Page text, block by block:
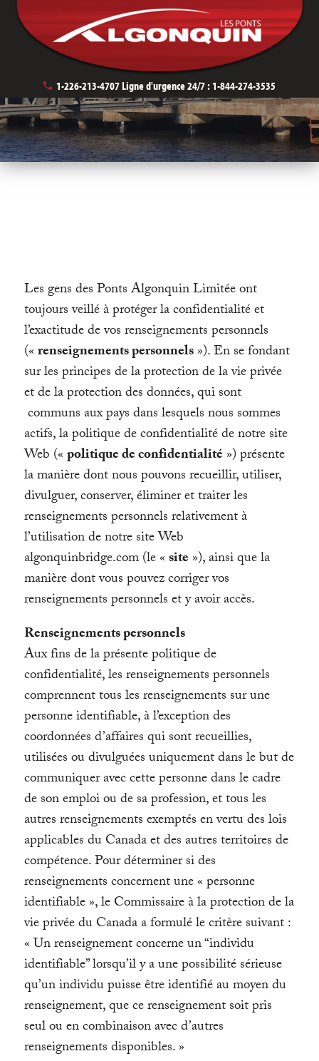
1-226-213-4707 Ligne d'urgence 24/7 :1-844-274-3535
Politique de confidentialité
Les gens des Ponts Algonquin Limitée ont
toujours veillé à protéger la confidentialité et
l’exactitude de vos renseignements personnels
(«renseignements personnels»). En se fondant
sur les principes de la protection de la vie privée
et de la protection des données, qui sont
communs aux pays dans lesquels nous sommes
actifs, la politique de confidentialité de notre site
Web («politique de confidentialité ») présente
la manière dont nous pouvons recueillir, utiliser,
divulguer, conserver, éliminer et traiter les
renseignements personnels relativement à
l’utilisation de notre site Web
algonquinbridge.com (le «site »), ainsi que la
manière dont vous pouvez corriger vos
renseignements personnels et y avoir accès.
Renseignements personnels
Aux fins de la présente politique de
confidentialité, les renseignements personnels
comprennent tous les renseignements sur une
personne identifiable, à l’exception des
coordonnées d’affaires qui sont recueillies,
utilisées ou divulguées uniquement dans le but de
communiquer avec cette personne dans le cadre
de son emploi ou de sa profession, et tous les
autres renseignements exemptés en vertu des lois
applicables du Canada et des autres territoires de
compétence. Pour déterminer si des
renseignements concernent une « personne
identifiable », le Commissaire à la protection de la
vie privée du Canada a formulé le critère suivant :
« Un renseignement concerne un “individu
identifiable” lorsqu’il y a une possibilité sérieuse
qu’un individu puisse être identifié au moyen du
renseignement, que ce renseignement soit pris
seul ou en combinaison avec d’autres
renseignements disponibles. »